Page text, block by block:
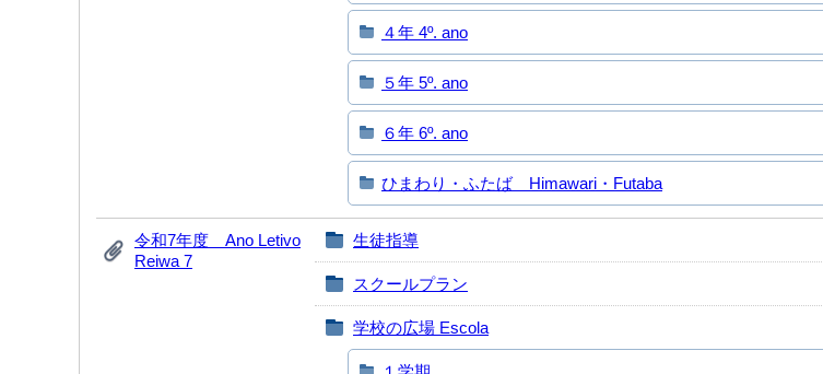
４年 4º. ano
５年 5º. ano
６年 6º. ano
ひまわり・ふたば Himawari・Futaba
令和7年度 Ano Letivo
Reiwa 7
生徒指導
スクールプラン
学校の広場 Escola